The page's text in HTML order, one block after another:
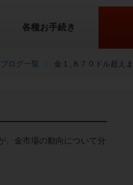
ログ一覧 金１,８７０ドル超え
、金市場の動向について分
各種お手続き